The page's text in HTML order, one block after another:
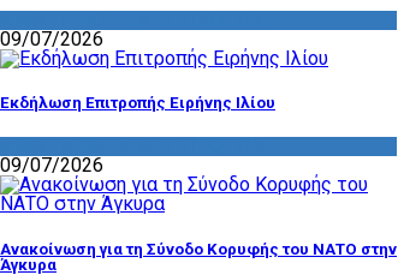
09/07/2026
Εκδήλωση Επιτροπής Ειρήνης Ιλίου
09/07/2026
Ανακοίνωση για τη Σύνοδο Κορυφής του ΝΑΤΟ στην
Άγκυρα